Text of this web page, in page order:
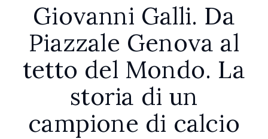
Giovanni Galli. Da
Piazzale Genova al
tetto del Mondo. La
storia di un
campione di calcio